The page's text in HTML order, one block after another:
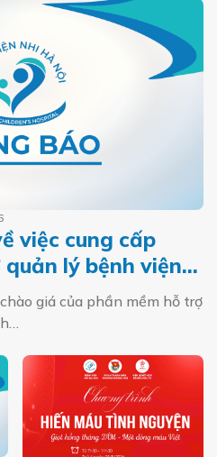
việc cung cấp
lý bệnh viện
Nội
giá của phần mềm hỗ trợ